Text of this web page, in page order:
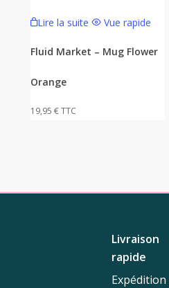
Lire la suite Vue rapide
Fluid Market – Mug Flower
Orange
19,95 €TTC
Livraison
rapide
Expédition